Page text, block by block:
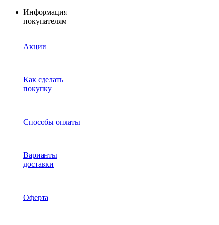
Информация
покупателям
Акции
Как сделать
покупку
Способы оплаты
Варианты
доставки
Оферта